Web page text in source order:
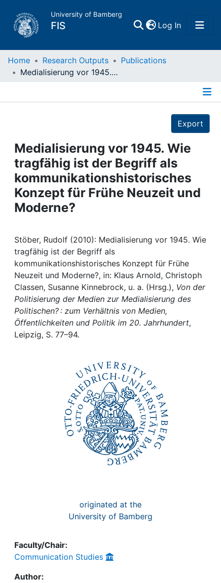
University of Bamberg
FIS Log In(current)
Home
Projects
People
Institutions
My FIS
Help
Home Research Outputs
Publications
Medialisierung vor 1945. Wie tragfähig ist der Begriff als kommunikationshistorisches Konzept für Frühe Neuzeit und Moderne?
Export
Medialisierung vor 1945. Wie
tragfähig ist der Begriff als
kommunikationshistorisches
Konzept für Frühe Neuzeit und
Moderne?
Stöber, Rudolf (2010): Medialisierung vor 1945. Wie
tragfähig ist der Begriff als
kommunikationshistorisches Konzept für Frühe
Neuzeit und Moderne?, in: Klaus Arnold, Christoph
Classen, Susanne Kinnebrock, u. a. (Hrsg.), Von der
Politisierung der Medien zur Medialisierung des
Politischen? : zum Verhältnis von Medien,
Öffentlichkeiten und Politik im 20. Jahrhundert,
Leipzig, S. 77–94.
originated at the
University of Bamberg
Faculty/Chair:
Communication Studies
Author: